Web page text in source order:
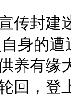
传封建
身的
养有缘
回，登